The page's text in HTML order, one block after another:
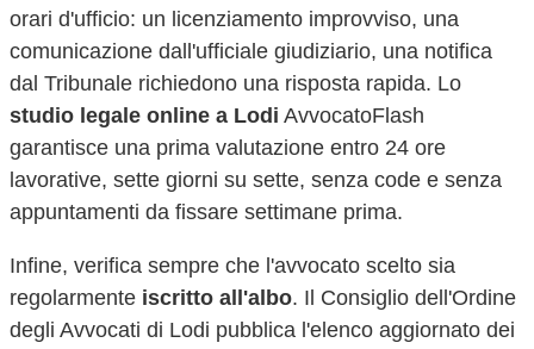
orari d'ufficio: un licenziamento improvviso, una
comunicazione dall'ufficiale giudiziario, una notifica
dal Tribunale richiedono una risposta rapida. Lo
studio legale online a Lodi AvvocatoFlash
garantisce una prima valutazione entro 24 ore
lavorative, sette giorni su sette, senza code e senza
appuntamenti da fissare settimane prima.
Infine, verifica sempre che l'avvocato scelto sia
regolarmente iscritto all'albo. Il Consiglio dell'Ordine
degli Avvocati di Lodi pubblica l'elenco aggiornato dei